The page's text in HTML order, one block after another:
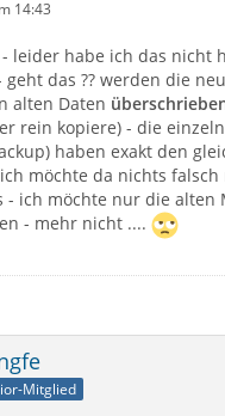
14:43
- leider habe ich das nicht
das ?? werden die
alten Daten
rein kopiere) - die
haben exakt den
möchte da nichts
- ich möchte nur die alten
- mehr nicht ....
Mitglied